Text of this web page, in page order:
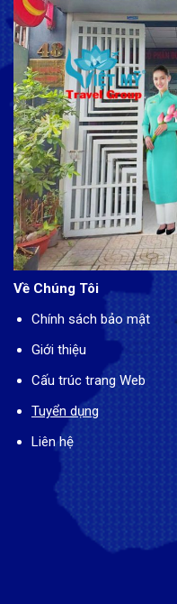
Về Chúng Tôi
Chính sách bảo mật
Giới thiệu
Cấu trúc trang Web
Tuyển dụng
Liên hệ